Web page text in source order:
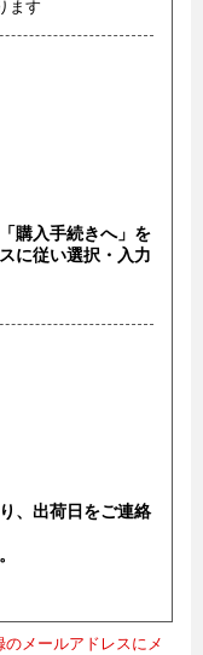
ます
購入手続きへ」を
に従い選択・入力
、出荷日をご連絡
メールアドレスにメ